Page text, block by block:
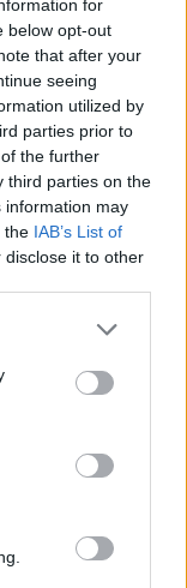
for
below opt-out
that after your
seeing
utilized by
parties prior to
the further
third parties on the
information may
the IAB’s List of
it to other
brutto modo di
ed interessanti,
è valido e
è buona
ma senza il traffico
e non giornaliero)
più MB ma anche
di usare Opera Mini.